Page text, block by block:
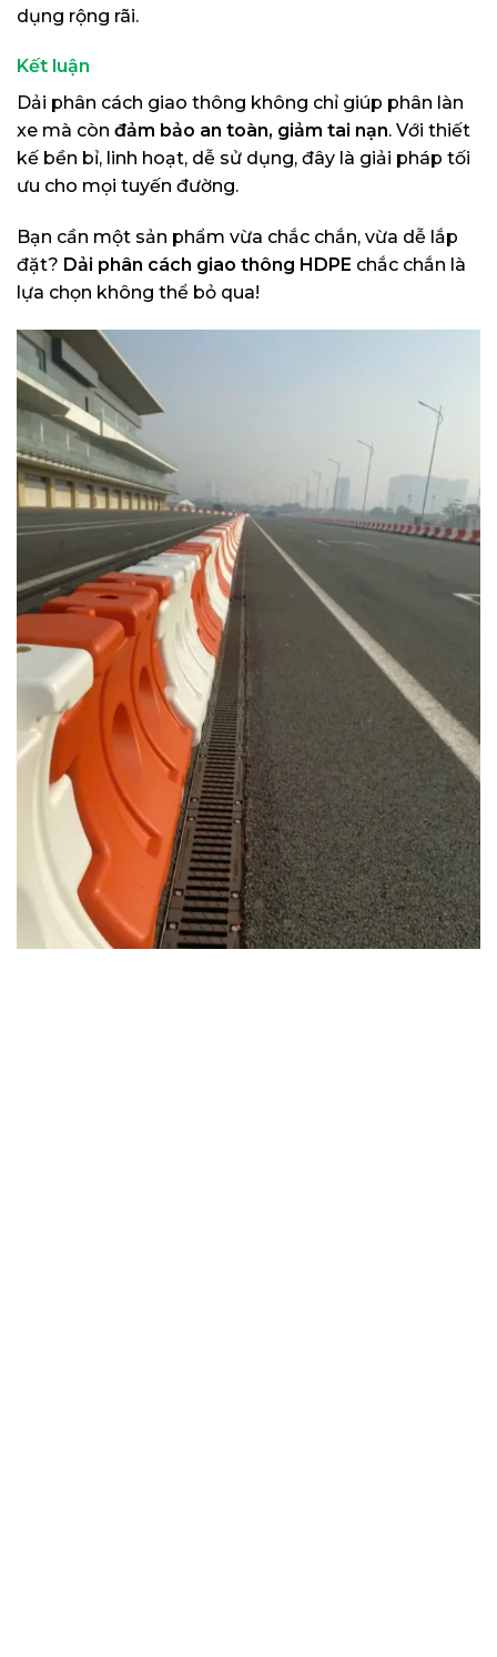
dụng rộng rãi.
Kết luận
Dải phân cách giao thông không chỉ giúp phân làn
xe mà còn đảm bảo an toàn, giảm tai nạn. Với thiết
kế bền bỉ, linh hoạt, dễ sử dụng, đây là giải pháp tối
ưu cho mọi tuyến đường.
Bạn cần một sản phẩm vừa chắc chắn, vừa dễ lắp
đặt? Dải phân cách giao thông HDPE chắc chắn là
lựa chọn không thể bỏ qua!